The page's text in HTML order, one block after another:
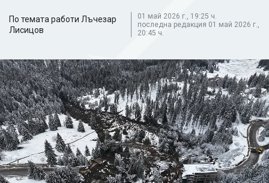
По темата работи Лъчезар
Лисицов
01 май 2026 г., 19:25 ч.
последна редакция 01 май 2026 г.,
20:45 ч.